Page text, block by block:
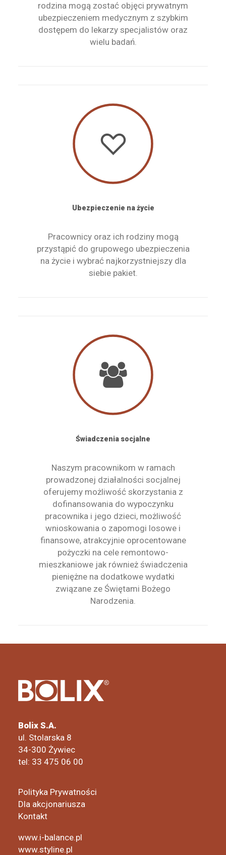
rodzina mogą zostać objęci prywatnym
ubezpieczeniem medycznym z szybkim
dostępem do lekarzy specjalistów oraz
wielu badań.
Ubezpieczenie na życie
Pracownicy oraz ich rodziny mogą
przystąpić do grupowego ubezpieczenia
na życie i wybrać najkorzystniejszy dla
siebie pakiet.
Świadczenia socjalne
Naszym pracownikom w ramach
prowadzonej działalności socjalnej
oferujemy możliwość skorzystania z
dofinansowania do wypoczynku
pracownika i jego dzieci, możliwość
wnioskowania o zapomogi losowe i
finansowe, atrakcyjnie oprocentowane
pożyczki na cele remontowo-
mieszkaniowe jak również świadczenia
pieniężne na dodatkowe wydatki
związane ze Świętami Bożego
Narodzenia.
Bolix S.A.
ul. Stolarska 8
34-300 Żywiec
tel: 33 475 06 00
Polityka Prywatności
Dla akcjonariusza
Kontakt
www.i-balance.pl
www.styline.pl